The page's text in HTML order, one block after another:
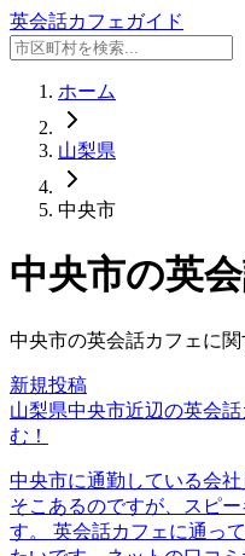
英会話カフェガイド
ホーム
山梨県
中央市
中央市の英
中央市の英会話カフェに
新規投稿
山梨県中央市近辺の英会
む！
中央市に通勤している会
そこあるのですが、スピ
す。 英会話カフェに通っ